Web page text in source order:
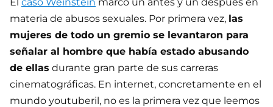
materia de abusos sexuales. Por primera vez, las
mujeres de todo un gremio se levantaron para
señalar al hombre que había estado abusando
de ellas durante gran parte de sus carreras
cinematográficas. En internet, concretamente en el
mundo youtuberil, no es la primera vez que leemos